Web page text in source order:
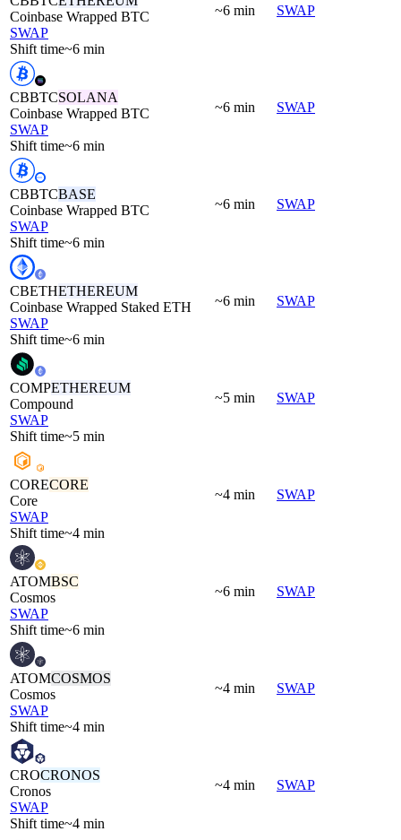
Coinbase Wrapped BTC
SWAP
Shift time~6 min
~6 min SWAP
CBBTCSOLANA
Coinbase Wrapped BTC
SWAP
Shift time~6 min
~6 min SWAP
CBBTCBASE
Coinbase Wrapped BTC
SWAP
Shift time~6 min
~6 min SWAP
CBETHETHEREUM
Coinbase Wrapped Staked ETH
SWAP
Shift time~6 min
~6 min SWAP
COMPETHEREUM
Compound
SWAP
Shift time~5 min
~5 min SWAP
CORECORE
Core
SWAP
Shift time~4 min
~4 min SWAP
ATOMBSC
Cosmos
SWAP
Shift time~6 min
~6 min SWAP
ATOMCOSMOS
Cosmos
SWAP
Shift time~4 min
~4 min SWAP
CROCRONOS
Cronos
SWAP
Shift time~4 min
~4 min SWAP